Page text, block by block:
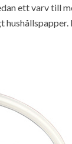
ett varv till